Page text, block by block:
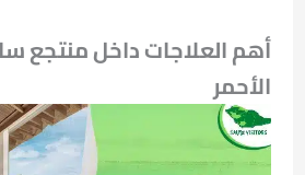
أهم العلاجات داخل منتجع
الأحمر